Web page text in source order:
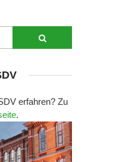
erfahren? Zu
.